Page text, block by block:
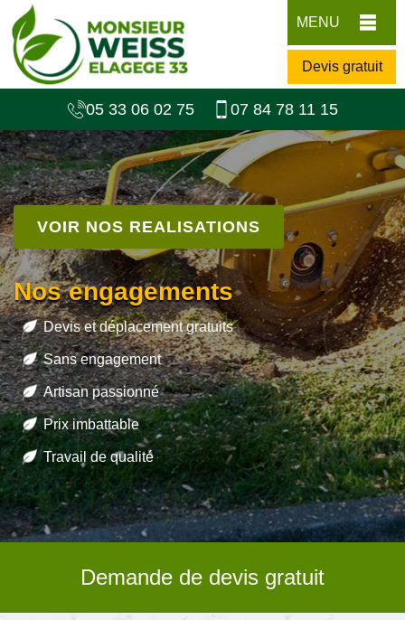
MENU
Devis gratuit
05 33 06 02 75 07 84 78 11 15
VOIR NOS REALISATIONS
Nos engagements
Devis et déplacement gratuits
Sans engagement
Artisan passionné
Prix imbattable
Travail de qualité
Demande de devis gratuit